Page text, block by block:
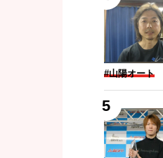
#山陽オート